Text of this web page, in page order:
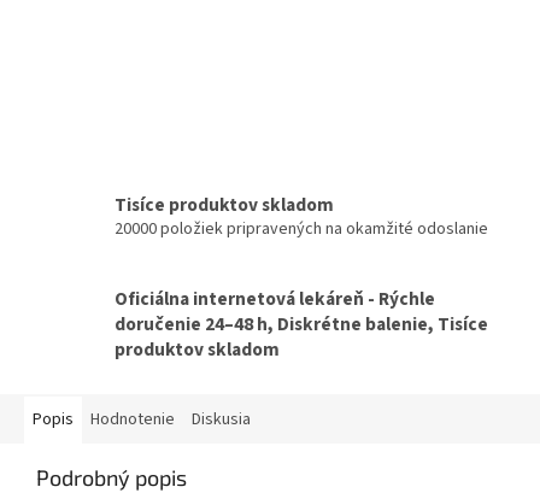
Tisíce produktov skladom
20000 položiek pripravených na okamžité odoslanie
Oficiálna internetová lekáreň - Rýchle
doručenie 24–48 h, Diskrétne balenie, Tisíce
produktov skladom
Popis Hodnotenie Diskusia
Podrobný popis